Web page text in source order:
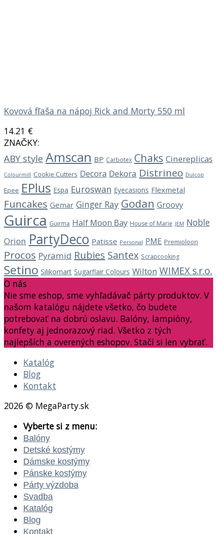
Kovová fľaša na nápoj Rick and Morty 550 ml
14.21 €
ZNAČKY:
ABY style Amscan BP Carbotex Chaks Cinereplicas
Colourmill Cookie Cutters Decora Dekora Distrineo Dulcop
Epee EPlus Espa Euroswan Eyecasions Flexmetal
Funcakes Gemar Ginger Ray Godan Groovy
Guirca Guirma Half Moon Bay House of Marie JEM Noble
Orion PartyDeco Patisse Personal PME Premioloon
Procos Pyramid Rubies Santex Scrapcooking
Setino Silikomart Sugarflair Colours Wilton WIMEX s.r.o.
O nás
Nie sme eshop, sme vyhľadávač párty produktov. V
našom katalógu nájdete všetko, čo budete
potrebovať na dobrú oslavu. Balóny, lampióny,
konfety aj jednorazový riad. Všetko z tých
najlepších a overených eshopov. Stačí si len vybrať.
Katalóg
Blog
Kontakt
2026 © MegaParty.sk
Vyberte si z menu:
Balóny
Detské kostýmy
Dámske kostýmy
Pánske kostýmy
Párty výzdoba
Svadba
Katalóg
Blog
Kontakt